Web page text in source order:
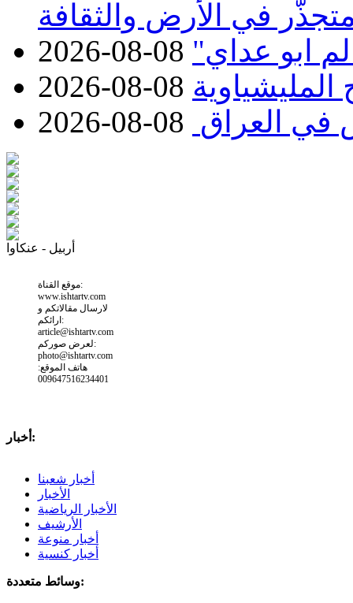
في الأرض والثقافة
2026-08-08
2026-08-08
2026-08-08 في العراق
أربيل - عنكاوا
موقع القناة:
www.ishtartv.com
لارسال مقالاتكم و
ارائكم:
article@ishtartv.com
لعرض صوركم:
photo@ishtartv.com
هاتف الموقع:
009647516234401
أخبار:
أخبار شعبنا
الأخبار
الأخبار الرياضية
الأرشيف
أخبار منوعة
أخبار كنسية
وسائط متعددة: